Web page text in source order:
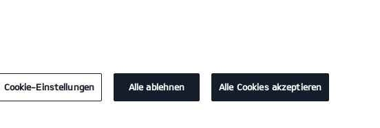
Cookie-Einstellungen Alle ablehnen Alle Cookies akzeptieren